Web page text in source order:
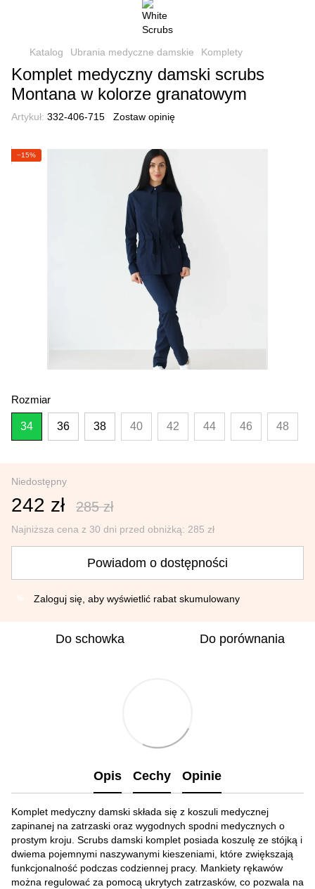
Katalog Ubrania medyczne damskie Komplety
Komplet medyczny damski scrubs
Montana w kolorze granatowym
Artykuł: 332-406-715 Zostaw opinię
−15%
Rozmiar
34 36 38 40 42 44 46 48
Niedostępny
242 zł 285 zł
Najniższa cena z 30 dni przed obniżką: 285 zł
Powiadom o dostępności
Zaloguj się , aby wyświetlić rabat skumulowany
Do schowka Do porównania
Opis Cechy Opinie
Komplet medyczny damski składa się z koszuli medycznej
zapinanej na zatrzaski oraz wygodnych spodni medycznych o
prostym kroju. Scrubs damski komplet posiada koszulę ze stójką i
dwiema pojemnymi naszywanymi kieszeniami, które zwiększają
funkcjonalność podczas codziennej pracy. Mankiety rękawów
można regulować za pomocą ukrytych zatrzasków, co pozwala na